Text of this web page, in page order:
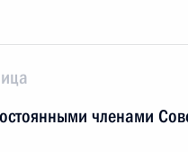
членами